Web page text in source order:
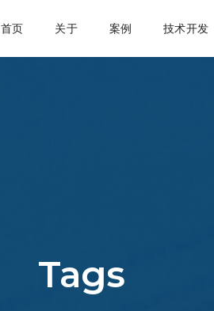
首页 关于 案例 技术开发
Tags